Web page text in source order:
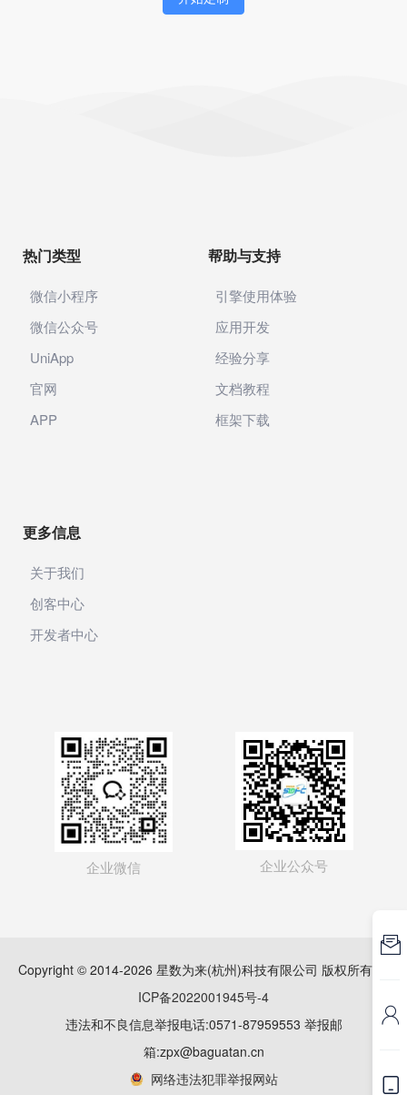
热门类型
微信小程序
微信公众号
UniApp
官网
APP
帮助与支持
引擎使用体验
应用开发
经验分享
文档教程
框架下载
更多信息
关于我们
创客中心
开发者中心
企业微信 企业公众号
Copyright © 2014-2026 星数为来(杭州)科技有限公司 版权所有
ICP备2022001945号-4
违法和不良信息举报电话:0571-87959553 举报邮
箱:zpx@baguatan.cn
网络违法犯罪举报网站


